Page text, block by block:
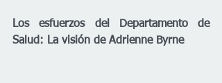
Los esfuerzos del Departamento de
Salud: La visión de Adrienne Byrne